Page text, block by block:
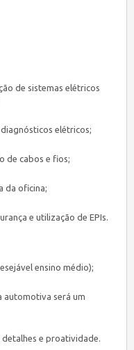
de sistemas elétricos
elétricos;
de cabos e fios;
da oficina;
e utilização de EPIs.
ensino médio);
automotiva será um
e proatividade.